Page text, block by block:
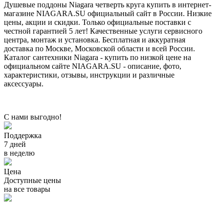
Душевые поддоны Niagara четверть круга купить в интернет-
магазине NIAGARA.SU официальный сайт в России. Низкие
цены, акции и скидки. Только официальные поставки c
честной гарантией 5 лет! Качественные услуги сервисного
центра, монтаж и установка. Бесплатная и аккуратная
доставка по Москве, Московской области и всей России.
Каталог сантехники Niagara - купить по низкой цене на
официальном сайте NIAGARA.SU - описание, фото,
характеристики, отзывы, инструкции и различные
аксессуары.
С нами выгодно!
Поддержка
7 дней
в неделю
Цена
Доступные цены
на все товары